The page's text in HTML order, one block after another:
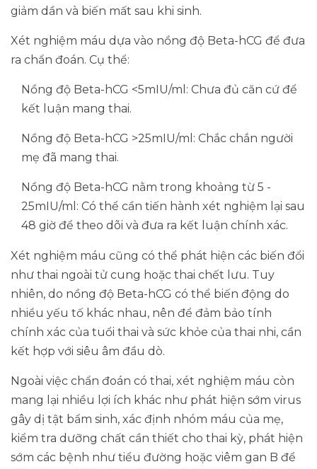
giảm dần và biến mất sau khi sinh.
Xét nghiệm máu dựa vào nồng độ Beta-hCG để đưa
ra chẩn đoán. Cụ thể:
Nồng độ Beta-hCG <5mIU/ml: Chưa đủ căn cứ để
kết luận mang thai.
Nồng độ Beta-hCG >25mIU/ml: Chắc chắn người
mẹ đã mang thai.
Nồng độ Beta-hCG nằm trong khoảng từ 5 -
25mIU/ml: Có thể cần tiến hành xét nghiệm lại sau
48 giờ để theo dõi và đưa ra kết luận chính xác.
Xét nghiệm máu cũng có thể phát hiện các biến đổi
như thai ngoài tử cung hoặc thai chết lưu. Tuy
nhiên, do nồng độ Beta-hCG có thể biến động do
nhiều yếu tố khác nhau, nên để đảm bảo tính
chính xác của tuổi thai và sức khỏe của thai nhi, cần
kết hợp với siêu âm đầu dò.
Ngoài việc chẩn đoán có thai, xét nghiệm máu còn
mang lại nhiều lợi ích khác như phát hiện sớm virus
gây dị tật bẩm sinh, xác định nhóm máu của mẹ,
kiểm tra dưỡng chất cần thiết cho thai kỳ, phát hiện
sớm các bệnh như tiểu đường hoặc viêm gan B để